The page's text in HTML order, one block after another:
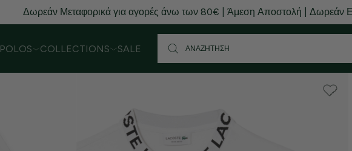
Δωρεάν Μεταφορικά για αγορές άνω των 80€ | Άμεση Αποστολή | Δωρεάν
POLOS COLLECTIONS SALE